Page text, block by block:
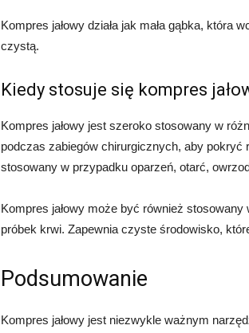
Kompres jałowy działa jak mała gąbka, która
czystą.
Kiedy stosuje się kompres
Kompres jałowy jest szeroko stosowany w
podczas zabiegów chirurgicznych, aby
stosowany w przypadku oparzeń, otarć,
Kompres jałowy może być również
próbek krwi. Zapewnia czyste środowisko,
Podsumowanie
Kompres jałowy jest niezwykle ważnym